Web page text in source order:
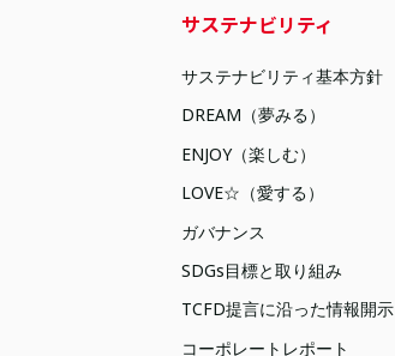
サステナビリティ
サステナビリティ基本方針
DREAM（夢みる）
ENJOY（楽しむ）
LOVE☆（愛する）
ガバナンス
SDGs目標と取り組み
TCFD提言に沿った情報開示
コーポレートレポート